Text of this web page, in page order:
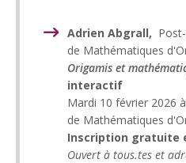
Adrien Abgrall,
de Mathématiques
Origamis et
interactif
Mardi 10 février 2026
de Mathématiques
Inscription gratuite
Ouvert à tous.tes et